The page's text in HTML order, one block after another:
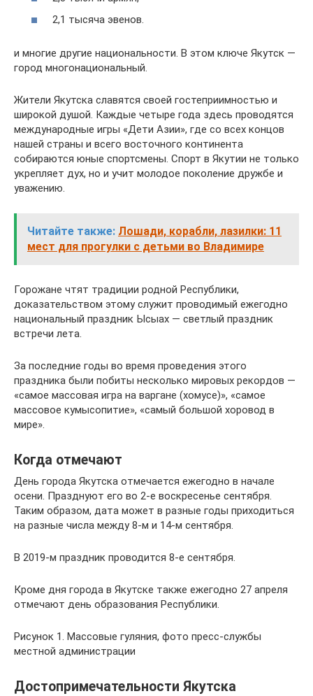
2,1 тысяча эвенов.
и многие другие национальности. В этом ключе Якутск —
город многонациональный.
Жители Якутска славятся своей гостеприимностью и
широкой душой. Каждые четыре года здесь проводятся
международные игры «Дети Азии», где со всех концов
нашей страны и всего восточного континента
собираются юные спортсмены. Спорт в Якутии не только
укрепляет дух, но и учит молодое поколение дружбе и
уважению.
Читайте также: Лошади, корабли, лазилки: 11
мест для прогулки с детьми во Владимире
Горожане чтят традиции родной Республики,
доказательством этому служит проводимый ежегодно
национальный праздник Ысыах — светлый праздник
встречи лета.
За последние годы во время проведения этого
праздника были побиты несколько мировых рекордов —
«самое массовая игра на варгане (хомусе)», «самое
массовое кумысопитие», «самый большой хоровод в
мире».
Когда отмечают
День города Якутска отмечается ежегодно в начале
осени. Празднуют его во 2-е воскресенье сентября.
Таким образом, дата может в разные годы приходиться
на разные числа между 8-м и 14-м сентября.
В 2019-м праздник проводится 8-е сентября.
Кроме дня города в Якутске также ежегодно 27 апреля
отмечают день образования Республики.
Рисунок 1. Массовые гуляния, фото пресс-службы
местной администрации
Достопримечательности Якутска